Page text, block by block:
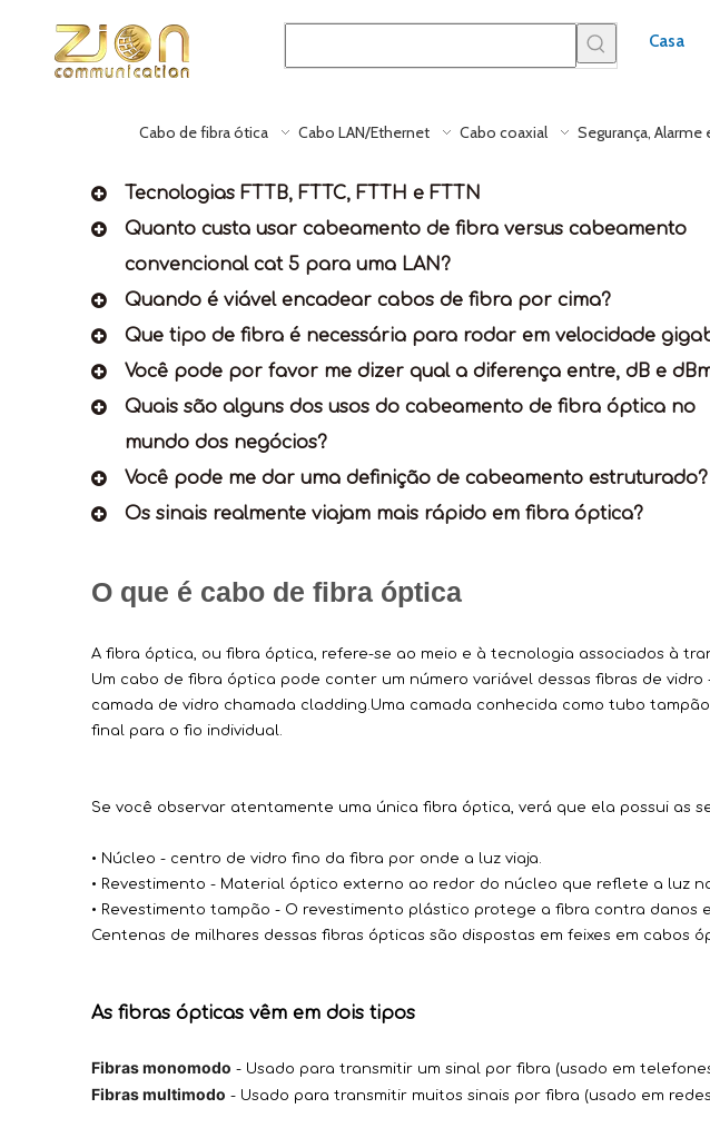
Casa
Cabo de fibra ótica Cabo LAN/Ethernet Cabo coaxial Segurança, Alarme
Tecnologias FTTB, FTTC, FTTH e FTTN
Quanto custa usar cabeamento de fibra versus cabeamento
convencional cat 5 para uma LAN?
Quando é viável encadear cabos de fibra por cima?
Que tipo de fibra é necessária para rodar em velocidade
Você pode por favor me dizer qual a diferença entre, dB e
Quais são alguns dos usos do cabeamento de fibra óptica no
mundo dos negócios?
Você pode me dar uma definição de cabeamento estruturado?
Os sinais realmente viajam mais rápido em fibra óptica?
O que é cabo de fibra óptica
A fibra óptica, ou fibra óptica, refere-se ao meio e à tecnologia associados à
Um cabo de fibra óptica pode conter um número variável dessas fibras de
camada de vidro chamada cladding.Uma camada conhecida como tubo
final para o fio individual.
Se você observar atentamente uma única fibra óptica, verá que ela possui as
• Núcleo - centro de vidro fino da fibra por onde a luz viaja.
• Revestimento - Material óptico externo ao redor do núcleo que reflete a luz
• Revestimento tampão - O revestimento plástico protege a fibra contra danos
Centenas de milhares dessas fibras ópticas são dispostas em feixes em
As fibras ópticas vêm em dois tipos
Fibras monomodo - Usado para transmitir um sinal por fibra (usado em
Fibras multimodo - Usado para transmitir muitos sinais por fibra (usado em